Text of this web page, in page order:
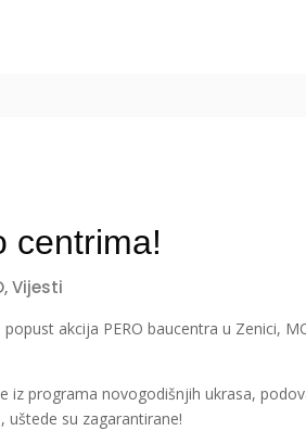
centrima!
,Vijesti
popust akcija PERObaucentra u Zenici,
izprograma novogodišnjih ukrasa,
,uštede su zagarantirane!